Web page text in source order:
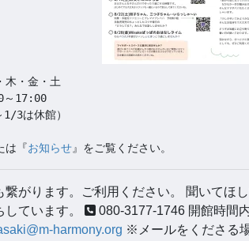
木・金・土
～17:00
1/3は休館）
は『お知らせ』をご覧ください。
繋がります。ご利用ください。 聞いてほ
しています。
080-3177-1746 開館時間
harmony.org ※メールをくださる